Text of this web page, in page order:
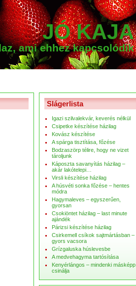
JÓ KAJA
ami ehhez kapcsolódik
Slágerlista
Igazi szilvalekvár, keverés nélkül
Csipetke készítése házilag
Kovász készítése
A spárga tisztítása, főzése
Bodzaszörp télire, hogy ne vizet
tároljunk
Káposzta savanyítás házilag –
akár lakótelepi…
Virsli készítése házilag
A húsvéti sonka főzése – hentes
módra
Hagymaleves – egyszerűen,
gyorsan
Csokiöntet házilag – last minute
ajándék
Párizsi készítése házilag
Csirkemell csíkok sajtmártásban –
gyors vacsora
Grízgaluska húslevesbe
A medvehagyma tartósítása
Kenyérlángos – mindenki másképp
csinálja